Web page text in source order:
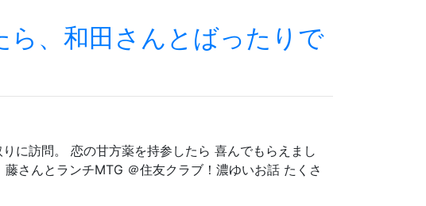
ら、和田さんとばったりで
に訪問。 恋の甘方薬を持参したら 喜んでもらえまし
さんとランチMTG ＠住友クラブ！濃ゆいお話 たくさ